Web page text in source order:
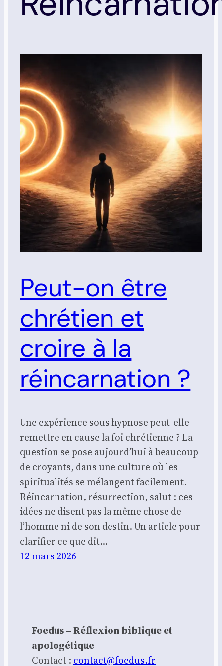
Peut-on être
chrétien et
croire à la
réincarnation ?
Une expérience sous hypnose peut-elle
remettre en cause la foi chrétienne ? La
question se pose aujourd’hui à beaucoup
de croyants, dans une culture où les
spiritualités se mélangent facilement.
Réincarnation, résurrection, salut : ces
idées ne disent pas la même chose de
l’homme ni de son destin. Un article pour
clarifier ce que dit…
12 mars 2026
Foedus – Réflexion biblique et
apologétique
Contact : contact@foedus.fr